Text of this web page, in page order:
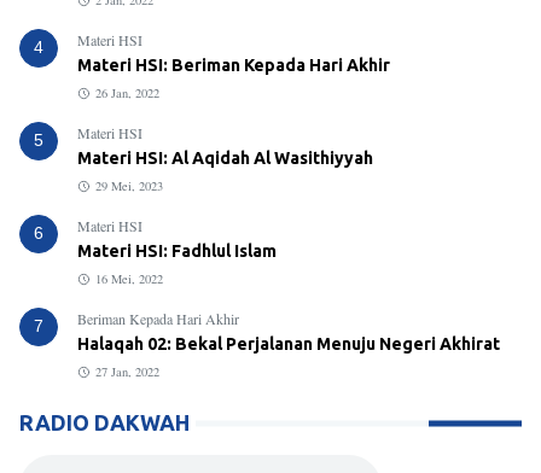
4
Materi HSI
Materi HSI: Beriman Kepada Hari Akhir
26 Jan, 2022
5
Materi HSI
Materi HSI: Al Aqidah Al Wasithiyyah
29 Mei, 2023
6
Materi HSI
Materi HSI: Fadhlul Islam
16 Mei, 2022
7
Beriman Kepada Hari Akhir
Halaqah 02: Bekal Perjalanan Menuju Negeri Akhirat
27 Jan, 2022
RADIO DAKWAH